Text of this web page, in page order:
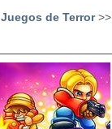
Juegos de Terror>>